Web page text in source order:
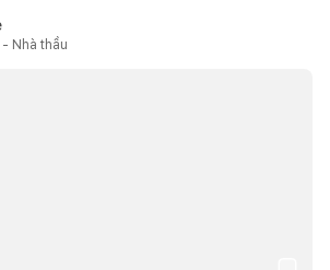
Nhà thầu